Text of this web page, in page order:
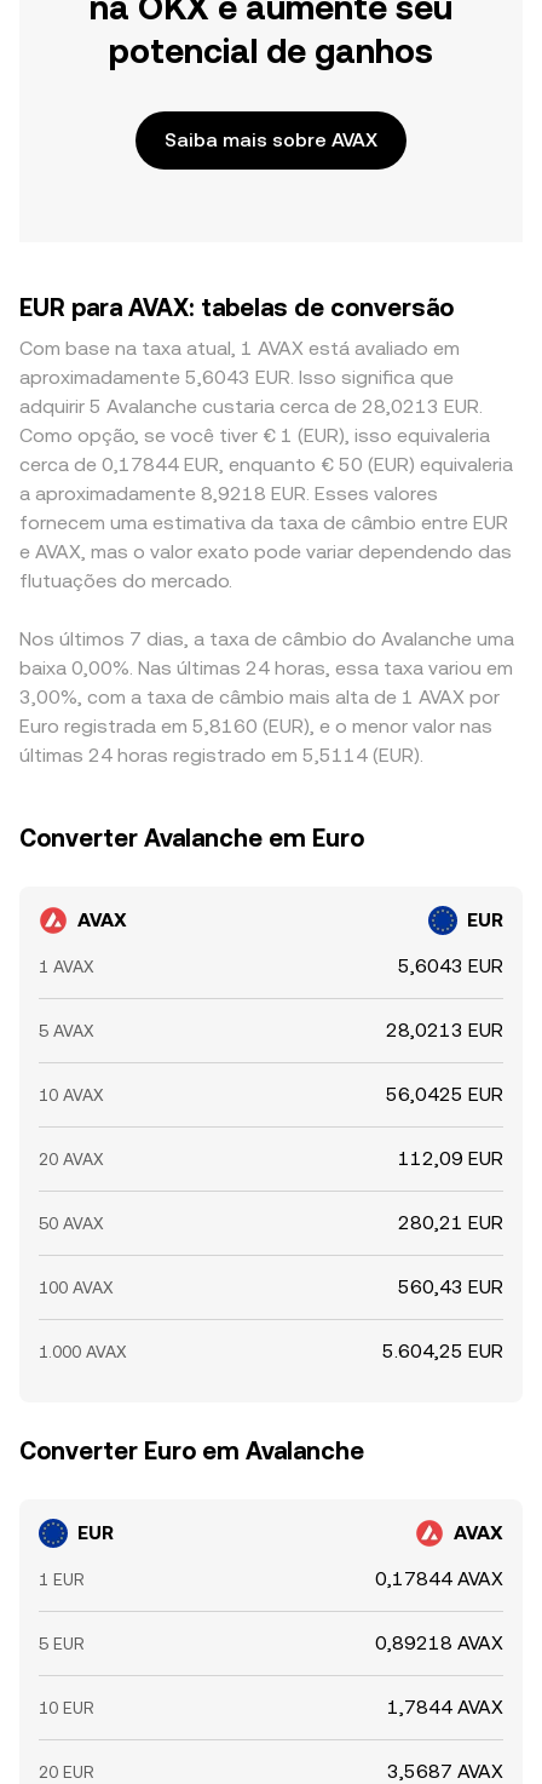
potencial de ganhos
Saiba mais sobre AVAX
EUR para AVAX: tabelas de conversão
Com base na taxa atual, 1 AVAX está avaliado em
aproximadamente 5,6043 EUR. Isso significa que
adquirir 5 Avalanche custaria cerca de 28,0213 EUR.
Como opção, se você tiver € 1 (EUR), isso equivaleria
cerca de 0,17844 EUR, enquanto € 50 (EUR) equivaleria
a aproximadamente 8,9218 EUR. Esses valores
fornecem uma estimativa da taxa de câmbio entre EUR
e AVAX, mas o valor exato pode variar dependendo das
flutuações do mercado.
Nos últimos 7 dias, a taxa de câmbio do Avalanche uma
baixa 0,00%. Nas últimas 24 horas, essa taxa variou em
3,00%, com a taxa de câmbio mais alta de 1 AVAX por
Euro registrada em 5,8160 (EUR), e o menor valor nas
últimas 24 horas registrado em 5,5114 (EUR).
Converter Avalanche em Euro
AVAX EUR
1 AVAX 5,6043 EUR
5 AVAX 28,0213 EUR
10 AVAX 56,0425 EUR
20 AVAX 112,09 EUR
50 AVAX 280,21 EUR
100 AVAX 560,43 EUR
1.000 AVAX 5.604,25 EUR
Converter Euro em Avalanche
EUR AVAX
1 EUR 0,17844 AVAX
5 EUR 0,89218 AVAX
10 EUR 1,7844 AVAX
20 EUR 3,5687 AVAX